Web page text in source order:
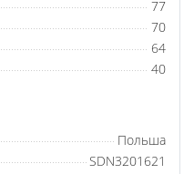
77
70
64
40
Польша
SDN3201621